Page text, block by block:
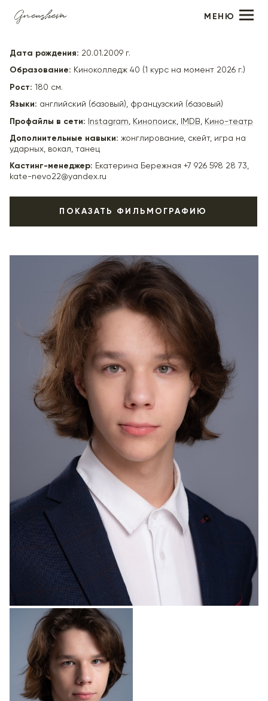
МЕНЮ
Олег Миляховский
Дата рождения: 20.01.2009 г.
Образование: Киноколледж 40 (1 курс на момент 2026 г.)
Рост: 180 см.
Языки: английский (базовый), французский (базовый)
Профайлы в сети: Instagram Кинопоиск IMDB Кино-театр
Дополнительные навыки: жонглирование, скейт, игра на
ударных, вокал, танец
Кастинг-менеджер: Екатерина Бережная +7 926 598 28 73,
kate-nevo22@yandex.ru
ПОКАЗАТЬ ФИЛЬМОГРАФИЮ
Вайнберг
«За закрытой дверью» - Игорь (главная роль), реж.
Сергей Миляховский
«В поисках Веры» - Егор, реж. Александр Высоковский
«Не моя жизнь» - Денис (главная роль), реж. Сергей
Миляховский
«Ртуть» - Дима в юности, реж. Александр Ершов
«Самая долгая мечта» - юный Богуславский, реж.
Андрей Зенин
«Аппетит приходит во время любви» - Паша, реж.
Евгений Татаров
«Буровая» - подросток, реж. Андрей Прошкин
«Магазинчик на колесах 2» - Боря, реж. Сергей
"Самый долгий день жизни" - Ваня, реж. Вис Виталис
2024 "Истории большой страны" - реж. Алена Корчагина
2024 "Трудная" - друг Паши, реж. Оксана Барковская
2024
«Смотри на меня» - Косой, реж. Владимир
Грамматиков
2023
«ШКЛТ 2 сезон» - главная детская роль, реж. Алексей
Кокорин
«Треугольник» - Юрка, реж. Дарья Левчик
2023 «Скорая помощь 7» - Дима, реж. Богдан Дробязко
«Мой учитель» (короткометражный) - Жаров, реж.
Антонина Абрамова
2023 «Мокрые майки» - правнук, реж. Сарик Андреасян
2023
«Один-ноль» (короткометражный) - главная детская
роль, реж. Ленар Марданов